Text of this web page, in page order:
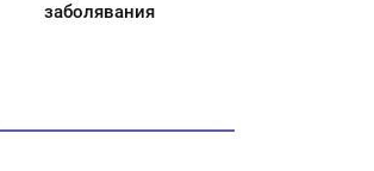
заболявания